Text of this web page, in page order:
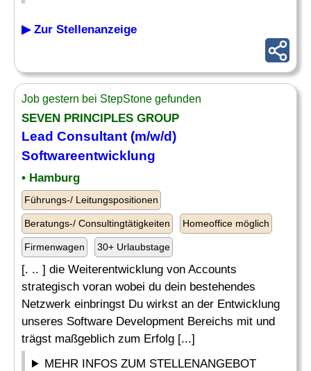
▶ Zur Stellenanzeige
Job gestern bei StepStone gefunden
SEVEN PRINCIPLES GROUP
Lead Consultant (m/w/d)
Softwareentwicklung
• Hamburg
Führungs-/ Leitungspositionen
Beratungs-/ Consultingtätigkeiten Homeoffice möglich
Firmenwagen 30+ Urlaubstage
[. .. ] die Weiterentwicklung von Accounts
strategisch voran wobei du dein bestehendes
Netzwerk einbringst Du wirkst an der Entwicklung
unseres Software Development Bereichs mit und
trägst maßgeblich zum Erfolg [...]
MEHR INFOS ZUM STELLENANGEBOT